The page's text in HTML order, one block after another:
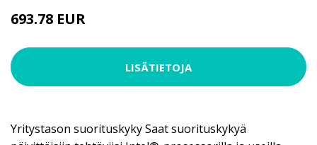
693.78 EUR
LISÄTIETOJA
Yritystason suorituskyky Saat suorituskykyä